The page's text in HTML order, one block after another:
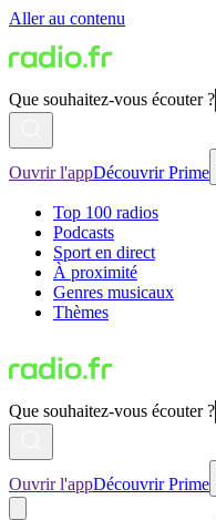
Aller au contenu
Que souhaitez-vous écouter ?
Ouvrir l'appDécouvrir Prime
Top 100 radios
Podcasts
Sport en direct
À proximité
Genres musicaux
Thèmes
Que souhaitez-vous écouter ?
Ouvrir l'appDécouvrir Prime